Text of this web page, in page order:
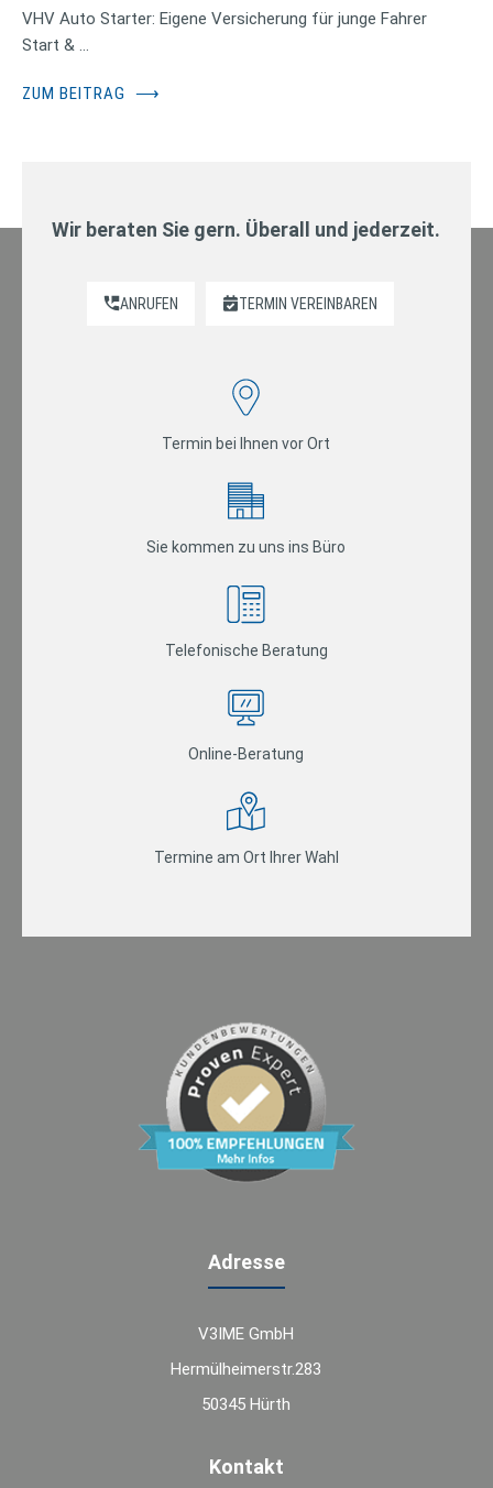
VHV Auto Starter: Eigene Versicherung für junge Fahrer
Start & …
ZUM BEITRAG ⟶
Wir beraten Sie gern. Überall und jederzeit.
ANRUFEN TERMIN VEREINBAREN
Termin bei Ihnen vor Ort
Sie kommen zu uns ins Büro
Telefonische Beratung
Online-Beratung
Termine am Ort Ihrer Wahl
Adresse
V3IME GmbH
Hermülheimerstr.283
50345 Hürth
Kontakt